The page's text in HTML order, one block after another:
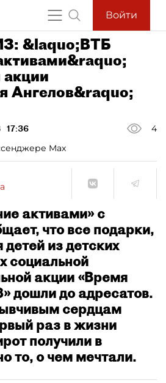
Войти
&laquo;ВТБ
акции
Ангелов&raquo;
17:36
4
Max
активами» с
что все подарки,
из детских
социальной
акции «Время
дошли до адресатов.
сердцам
раз в жизни
получили в
то, о чем мечтали.